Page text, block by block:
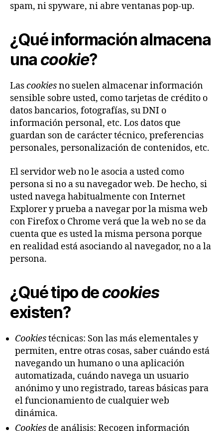
spam, ni spyware, ni abre ventanas pop-up.
¿Qué información almacena
una cookie?
Lascookiesno suelen almacenar información
sensible sobre usted, como tarjetas de crédito o
datos bancarios, fotografías, su DNI o
información personal, etc. Los datos que
guardan son de carácter técnico, preferencias
personales, personalización de contenidos, etc.
El servidor web no le asocia a usted como
persona si no a su navegador web. De hecho, si
usted navega habitualmente con Internet
Explorer y prueba a navegar por la misma web
con Firefox o Chrome verá que la web no se da
cuenta que es usted la misma persona porque
en realidad está asociando al navegador, no a la
persona.
¿Qué tipo decookies
existen?
Cookiestécnicas: Son las más elementales y
permiten, entre otras cosas, saber cuándo está
navegando un humano o una aplicación
automatizada, cuándo navega un usuario
anónimo y uno registrado, tareas básicas para
el funcionamiento de cualquier web
dinámica.
Cookies de análisis: Recogen información